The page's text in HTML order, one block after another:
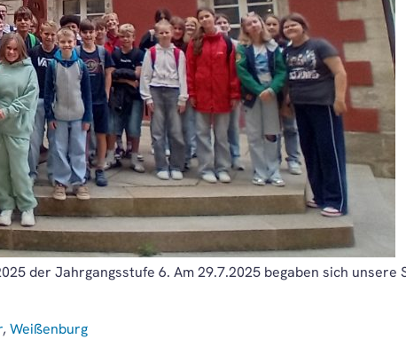
der Jahrgangsstufe 6. Am 29.7.2025 begaben sich unsere
, Weißenburg